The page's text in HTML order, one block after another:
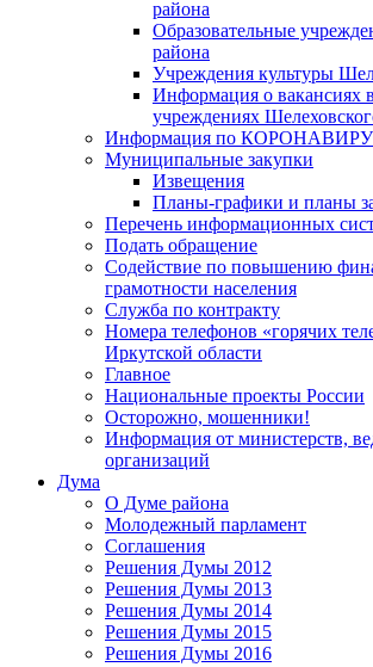
района
Образовательные
района
Учреждения культуры
Информация о вакансиях
учреждениях
Информация по
Муниципальные закупки
Извещения
Планы-графики и планы
Перечень информационных
Подать обращение
Содействие по повышению
грамотности населения
Служба по контракту
Номера телефонов «горячих
Иркутской области
Главное
Национальные проекты России
Осторожно, мошенники!
Информация от министерств,
организаций
Дума
О Думе района
Молодежный парламент
Соглашения
Решения Думы 2012
Решения Думы 2013
Решения Думы 2014
Решения Думы 2015
Решения Думы 2016